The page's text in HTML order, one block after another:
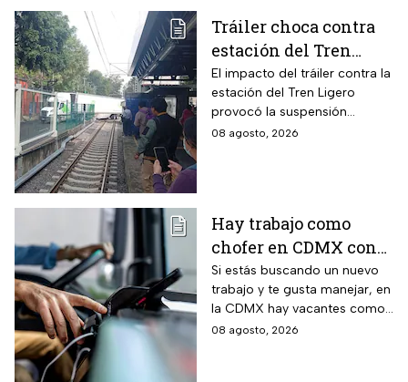
Tráiler choca contra
estación del Tren
Ligero en CDMX
El impacto del tráiler contra la
estación del Tren Ligero
provocó la suspensión
momentánea del servicio
08 agosto, 2026
Hay trabajo como
chofer en CDMX con
sueldo de 13 mil 500
pesos; requisitos para
aplicar
Si estás buscando un nuevo
trabajo y te gusta manejar, en
la CDMX hay vacantes como
chofer y aquí te decimos
08 agosto, 2026